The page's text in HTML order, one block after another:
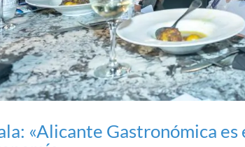
«Alicante Gastronómica